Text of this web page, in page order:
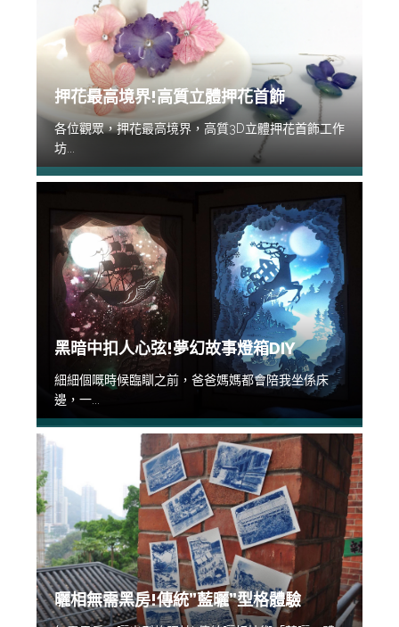
押花最高境界!高質立體押花首飾
各位觀眾，押花最高境界，高質3D立體押花首飾工作
坊...
黑暗中扣人心弦!夢幻故事燈箱DIY
細細個嘅時候臨瞓之前，爸爸媽媽都會陪我坐係床
邊，一...
曬相無需黑房!傳統”藍曬”型格體驗